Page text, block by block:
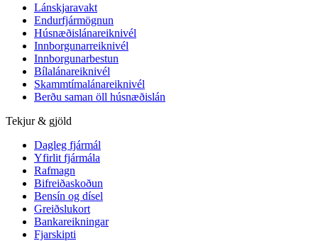
Lánskjaravakt
Endurfjármögnun
Húsnæðislánareiknivél
Innborgunarreiknivél
Innborgunarbestun
Bílalánareiknivél
Skammtímalánareiknivél
Berðu saman öll húsnæðislán
Tekjur & gjöld
Dagleg fjármál
Yfirlit fjármála
Rafmagn
Bifreiðaskoðun
Bensín og dísel
Greiðslukort
Bankareikningar
Fjarskipti